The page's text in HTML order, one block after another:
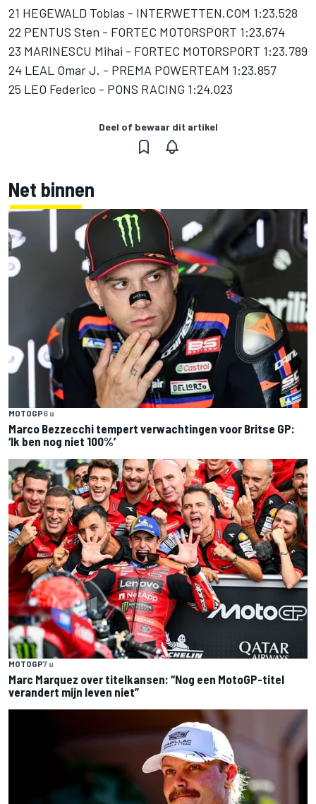
21 HEGEWALD Tobias - INTERWETTEN.COM 1:23.528
22 PENTUS Sten - FORTEC MOTORSPORT 1:23.674
23 MARINESCU Mihai - FORTEC MOTORSPORT 1:23.789
24 LEAL Omar J. - PREMA POWERTEAM 1:23.857
25 LEO Federico - PONS RACING 1:24.023
Deel of bewaar dit artikel
Net binnen
MOTOGP6 u
Marco Bezzecchi tempert verwachtingen voor Britse GP:
‘Ik ben nog niet 100%’
MOTOGP7 u
Marc Marquez over titelkansen: “Nog een MotoGP-titel
verandert mijn leven niet”